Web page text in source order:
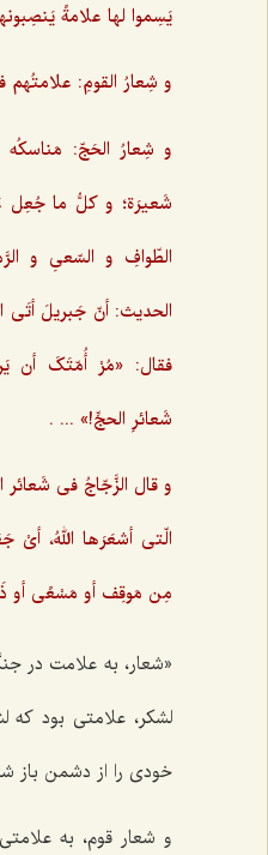
یَسِموا لها علامةً
و شِعارُ القومِ: علامتُهم
و شِعارُ الحَجّ: مَناسکُه
شَعیرَة؛ و کلُّ ما جُعِل
الطّوافِ و السّعیِ و
الحدیث: أنّ جَبریلَ أتَی
فقال: «مُرْ أُمّتَکَ أن
شَعائرِ الحجِّ!» ... .
و قال الزَّجّاجُ فی شَعائر
الّتی أشعَرَها اللهُ، أیْ
مِن مَوقِف أو مَسْعًی أو
«شعار، به علامت در
لشکر، علامتی بود که
خودی را از دشمن باز
و شعار قوم، به